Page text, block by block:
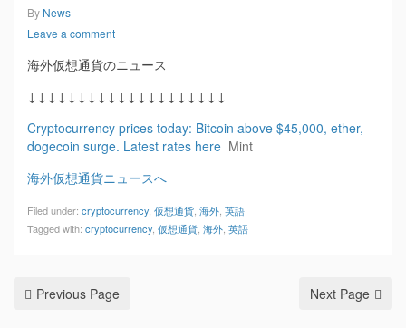
By News
Leave a comment
海外仮想通貨のニュース
↓↓↓↓↓↓↓↓↓↓↓↓↓↓↓↓↓↓↓↓
Cryptocurrency prices today: Bitcoin above $45,000, ether,
dogecoin surge. Latest rates here Mint
海外仮想通貨ニュースへ
Filed under: cryptocurrency 仮想通貨 海外 英語
Tagged with: cryptocurrency 仮想通貨 海外 英語
Previous Page Next Page